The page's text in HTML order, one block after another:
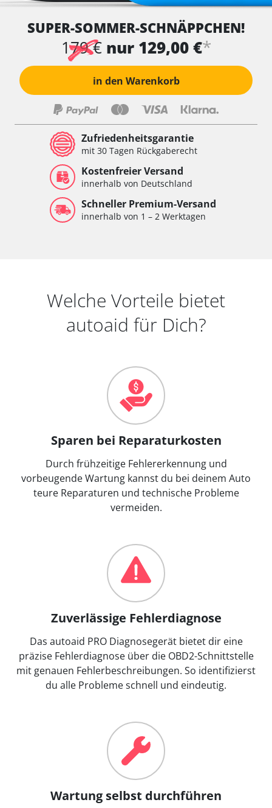
SUPER-SOMMER-SCHNÄPPCHEN!
179 € nur 129,00 €*
in den Warenkorb
Zufriedenheitsgarantie
mit 30 Tagen Rückgaberecht
Kostenfreier Versand
innerhalb von Deutschland
Schneller Premium-Versand
innerhalb von 1 – 2 Werktagen
Welche Vorteile bietet
autoaid für Dich?
Sparen bei Reparaturkosten
Durch frühzeitige Fehlererkennung und
vorbeugende Wartung kannst du bei deinem Auto
teure Reparaturen und technische Probleme
vermeiden.
Zuverlässige Fehlerdiagnose
Das autoaid PRO Diagnosegerät bietet dir eine
präzise Fehlerdiagnose über die OBD2-Schnittstelle
mit genauen Fehlerbeschreibungen. So identifizierst
du alle Probleme schnell und eindeutig.
Wartung selbst durchführen